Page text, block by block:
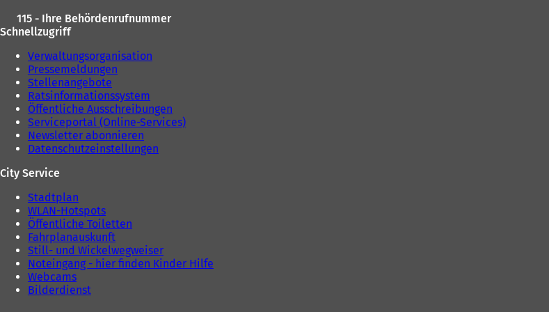
115 - Ihre Behördenrufnummer
Schnellzugriff
Verwaltungsorganisation
Pressemeldungen
Stellenangebote
Ratsinformationssystem
Öffentliche Ausschreibungen
Serviceportal (Online-Services)
Newsletter abonnieren
Datenschutzeinstellungen
City Service
Stadtplan
WLAN-Hotspots
Öffentliche Toiletten
Fahrplanauskunft
Still- und Wickelwegweiser
Noteingang - hier finden Kinder Hilfe
Webcams
Bilderdienst